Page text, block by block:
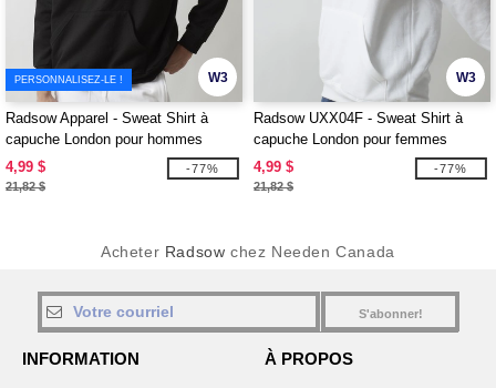
W3
PERSONNALISEZ-LE !
Radsow Apparel - Sweat Shirt à
capuche London pour hommes
4,99 $
21,82 $
-77%
W3
Radsow UXX04F - Sweat Shirt à
capuche London pour femmes
4,99 $
21,82 $
-77%
Acheter Radsow chez Needen Canada
S'abonner!
INFORMATION À PROPOS